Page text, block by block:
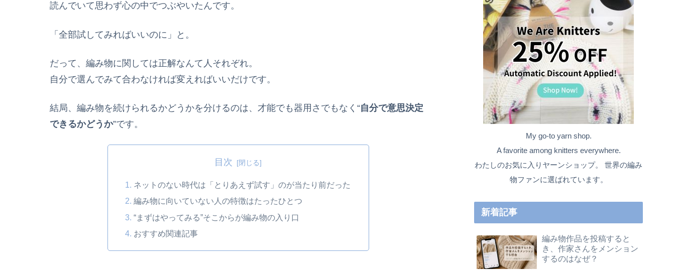
読んでいて思わず心の中でつぶやいたんです。
「全部試してみればいいのに」と。
だって、編み物に関しては正解なんて人それぞれ。
自分で選んでみて合わなければ変えればいいだけです。
結局、編み物を続けられるかどうかを分けるのは、才能でも器用さでもなく“自分で意思決定
できるかどうか”です。
目次
ネットのない時代は「とりあえず試す」のが当たり前だった
編み物に向いていない人の特徴はたったひとつ
“まずはやってみる”そこからが編み物の入り口
おすすめ関連記事
My go-to yarn shop.
A favorite among knitters everywhere.
わたしのお気に入りヤーンショップ。 世界の編み
物ファンに選ばれています。
新着記事
編み物作品を投稿すると
き、作家さんをメンション
するのはなぜ？